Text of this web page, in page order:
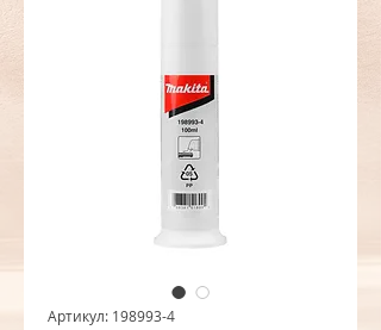
Артикул: 198993-4